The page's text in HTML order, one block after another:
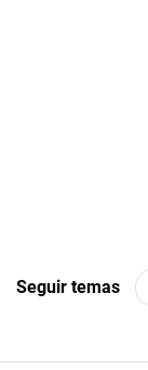
Seguir temas